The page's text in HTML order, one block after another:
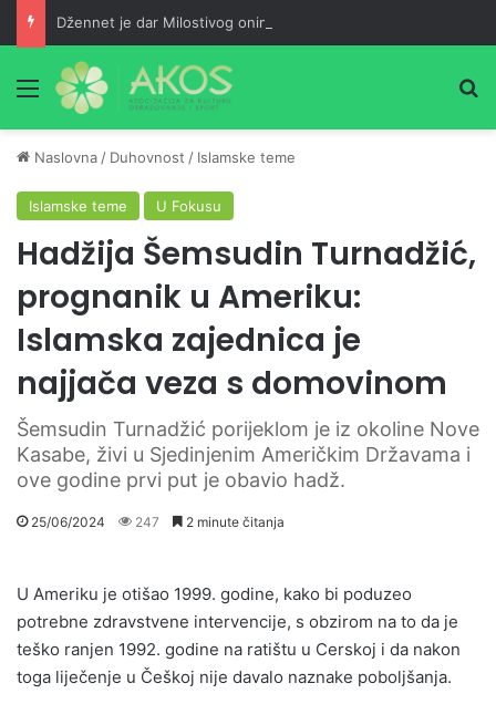
Meni
Naslovna / Duhovnost / Islamske teme
Islamske teme U Fokusu
Hadžija Šemsudin Turnadžić,
prognanik u Ameriku:
Islamska zajednica je
najjača veza s domovinom
Šemsudin Turnadžić porijeklom je iz okoline Nove
Kasabe, živi u Sjedinjenim Američkim Državama i
ove godine prvi put je obavio hadž.
25/06/2024 247 2 minute čitanja
U Ameriku je otišao 1999. godine, kako bi poduzeo
potrebne zdravstvene intervencije, s obzirom na to da je
teško ranjen 1992. godine na ratištu u Cerskoj i da nakon
toga liječenje u Češkoj nije davalo naznake poboljšanja.